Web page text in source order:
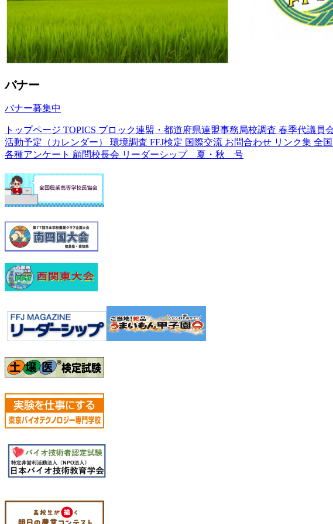
バナー
バナー募集中
トップページ TOPICS ブロック連盟・都道府県連盟事務局校調査 春季代議員
活動予定（カレンダー） 環境調査 FFJ検定 国際交流 お問合わせ リンク集 全
各種アンケート 顧問校長会 リーダーシップ 夏・秋 号